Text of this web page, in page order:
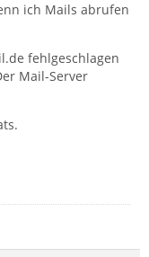
ich Mails abrufen
fehlgeschlagen
Mail-Server